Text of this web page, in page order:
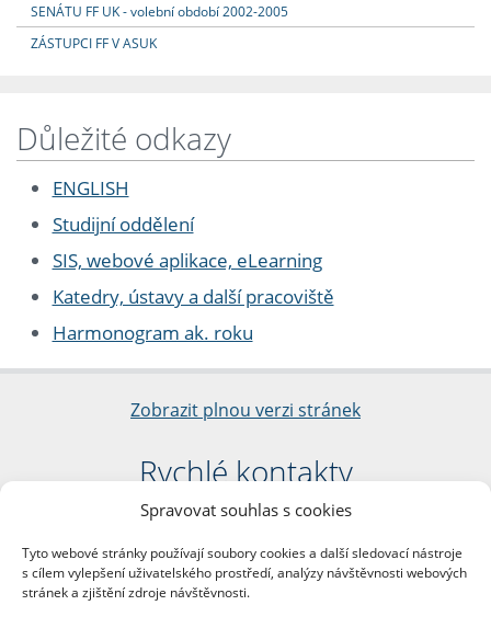
Spravovat souhlas s cookies
Tyto webové stránky používají soubory cookies a další sledovací nástroje
s cílem vylepšení uživatelského prostředí, analýzy návštěvnosti webových
stránek a zjištění zdroje návštěvnosti.
SENÁTU FF UK - volební období 2002-2005
ZÁSTUPCI FF V ASUK
Důležité odkazy
ENGLISH
Studijní oddělení
SIS, webové aplikace, eLearning
Katedry, ústavy a další pracoviště
Harmonogram ak. roku
Zobrazit plnou verzi stránek
Rychlé kontakty
Filozofická fakulta
nám. Jana Palacha 1/2
116 38 Praha 1